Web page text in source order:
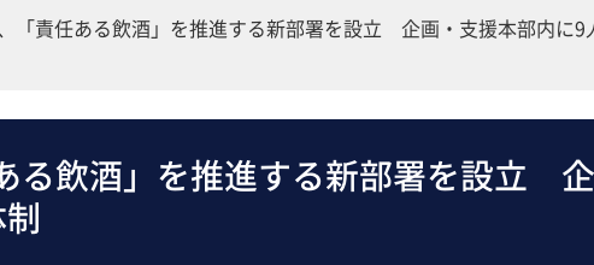
「責任ある飲酒」を推進する新部署を設立 企画・支援本部内に9
る飲酒」を推進する新部署を設立 企